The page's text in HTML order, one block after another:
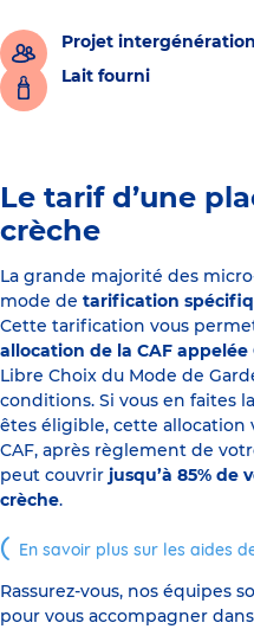
Projet
Lait fourni
Le tarif d’une
crèche
La grande majorité des
mode de tarification
Cette tarification vous
allocation de la CAF appelée
Libre Choix du Mode de
conditions. Si vous en faites
êtes éligible, cette allocation
CAF, après règlement de
peut couvrir jusqu’à 85% de
crèche.
En savoir plus sur les aides
Rassurez-vous, nos équipes
pour vous accompagner